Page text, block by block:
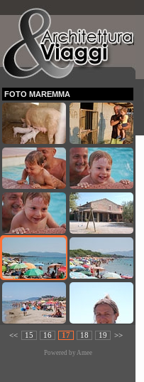
FOTO MAREMMA
<< 15 16 17 18 19 >>
Powered by Amee